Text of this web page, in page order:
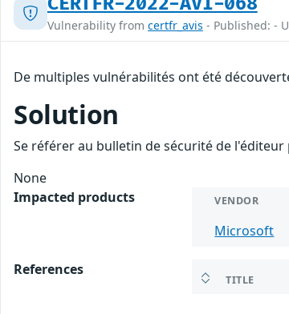
Vulnerability from certfr_avis - Published: -
De multiples vulnérabilités ont été
Solution
Se référer au bulletin de sécurité de
None
Impacted products
VENDOR
Microsoft
References
TITLE